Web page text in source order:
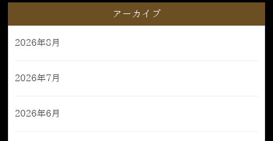
アーカイブ
2026年8月
2026年7月
2026年6月